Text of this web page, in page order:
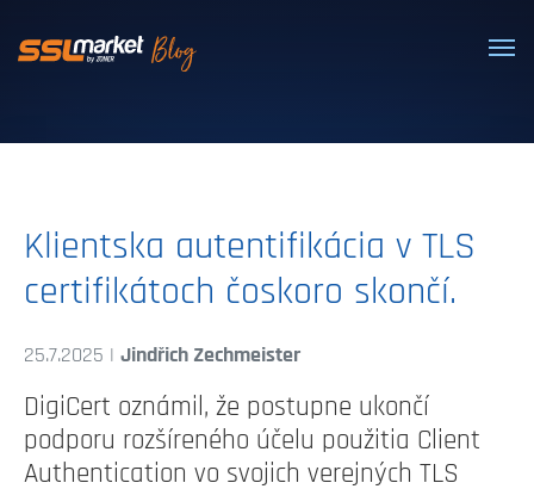
Dôveryhodné SSL/TLS certifikáty
Klientska autentifikácia v TLS
certifikátoch čoskoro skončí.
25.7.2025 | Jindřich Zechmeister
DigiCert oznámil, že postupne ukončí
podporu rozšíreného účelu použitia Client
Authentication vo svojich verejných TLS